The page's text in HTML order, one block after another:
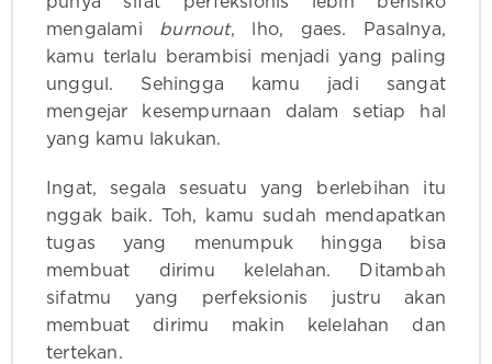
mengalami burnout, lho, gaes. Pasalnya,
kamu terlalu berambisi menjadi yang paling
unggul. Sehingga kamu jadi sangat
mengejar kesempurnaan dalam setiap hal
yang kamu lakukan.
Ingat, segala sesuatu yang berlebihan itu
nggak baik. Toh, kamu sudah mendapatkan
tugas yang menumpuk hingga bisa
membuat dirimu kelelahan. Ditambah
sifatmu yang perfeksionis justru akan
membuat dirimu makin kelelahan dan
tertekan.